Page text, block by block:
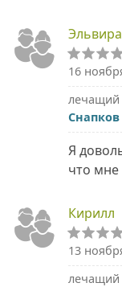
Эльвира
16
лечащий
Я
что
Кирилл
13
лечащий